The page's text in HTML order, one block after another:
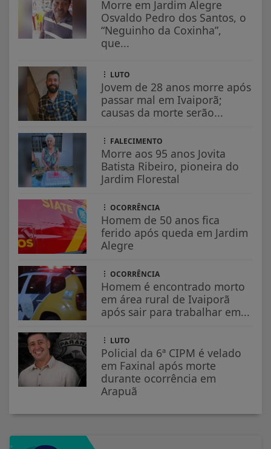
Morre em Jardim Alegre
Osvaldo Pedro dos Santos, o
“Neguinho da Coxinha”,
que...
LUTO
Jovem de 28 anos morre após
passar mal em Ivaiporã;
causas da morte serão...
FALECIMENTO
Morre aos 95 anos Jovita
Batista Ribeiro, pioneira do
Jardim Florestal
OCORRÊNCIA
Homem de 50 anos fica
ferido após queda em Jardim
Alegre
OCORRÊNCIA
Homem é encontrado morto
em área rural de Ivaiporã
após sair para trabalhar em...
LUTO
Policial da 6ª CIPM é velado
em Faxinal após morte
durante ocorrência em
Arapuã